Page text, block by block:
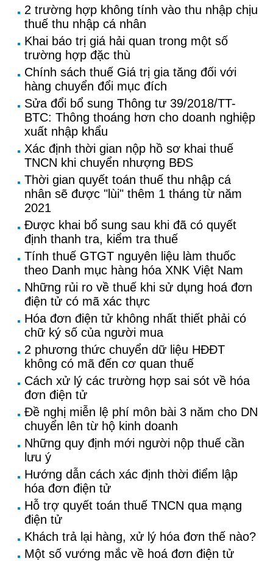
2 trường hợp không tính vào thu nhập chịu
thuế thu nhập cá nhân
Khai báo trị giá hải quan trong một số
trường hợp đặc thù
Chính sách thuế Giá trị gia tăng đối với
hàng chuyển đổi mục đích
Sửa đổi bổ sung Thông tư 39/2018/TT-
BTC: Thông thoáng hơn cho doanh nghiệp
xuất nhập khẩu
Xác định thời gian nộp hồ sơ khai thuế
TNCN khi chuyển nhượng BĐS
Thời gian quyết toán thuế thu nhập cá
nhân sẽ được "lùi" thêm 1 tháng từ năm
2021
Được khai bổ sung sau khi đã có quyết
định thanh tra, kiểm tra thuế
Tính thuế GTGT nguyên liệu làm thuốc
theo Danh mục hàng hóa XNK Việt Nam
Những rủi ro về thuế khi sử dụng hoá đơn
điện tử có mã xác thực
Hóa đơn điện tử không nhất thiết phải có
chữ ký số của người mua
2 phương thức chuyển dữ liệu HĐĐT
không có mã đến cơ quan thuế
Cách xử lý các trường hợp sai sót về hóa
đơn điện tử
Đề nghị miễn lệ phí môn bài 3 năm cho DN
chuyển lên từ hộ kinh doanh
Những quy định mới người nộp thuế cần
lưu ý
Hướng dẫn cách xác định thời điểm lập
hóa đơn điện tử
Hỗ trợ quyết toán thuế TNCN qua mạng
điện tử
Khách trả lại hàng, xử lý hóa đơn thế nào?
Một số vướng mắc về hoá đơn điện tử